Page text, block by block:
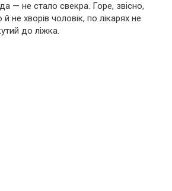
— не стало свекра. Горе, звісно,
не хворів чоловік, по лікарях не
до ліжка.